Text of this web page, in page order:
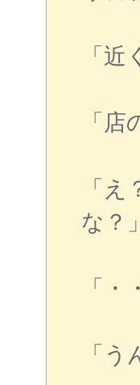
「
「店
「
な？」
「
「う